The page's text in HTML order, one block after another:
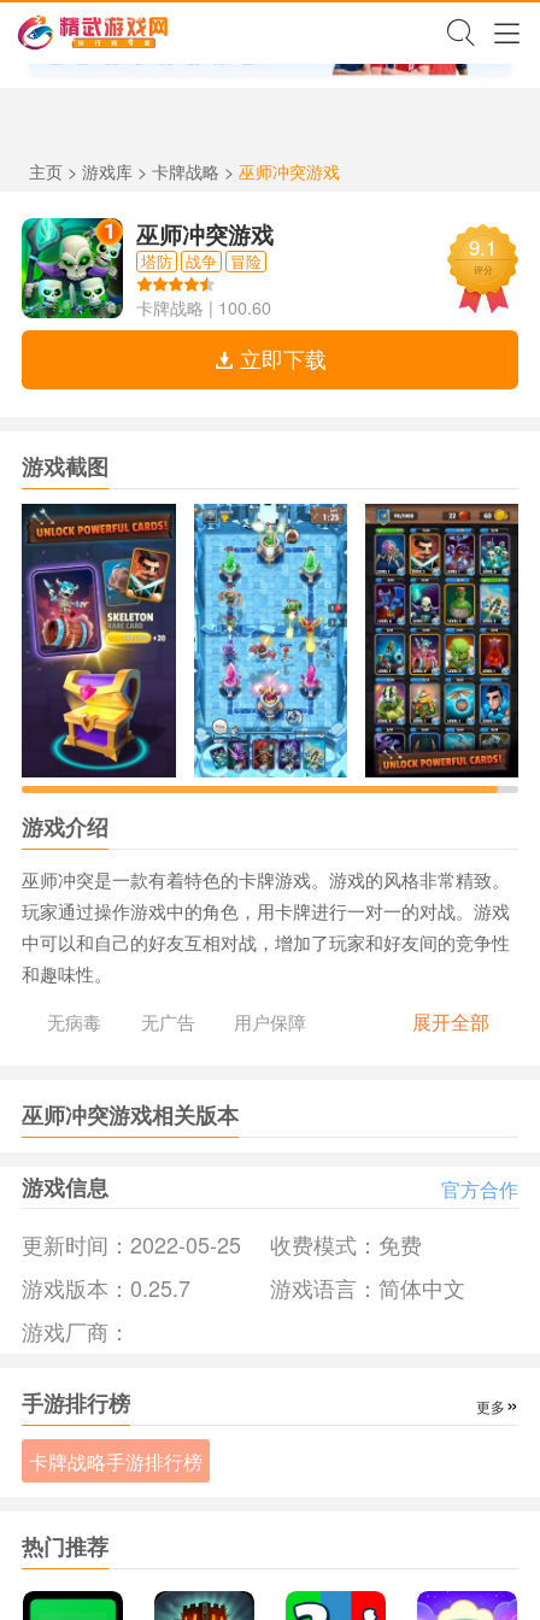
✕
主页> 游戏库> 卡牌战略 > 巫师冲突游戏
巫师冲突游戏
塔防 战争 冒险
卡牌战略 | 100.60
9.1
评分
立即下载
游戏截图
游戏介绍
巫师冲突是一款有着特色的卡牌游戏。游戏的风格非常精致。
玩家通过操作游戏中的角色，用卡牌进行一对一的对战。游戏
中可以和自己的好友互相对战，增加了玩家和好友间的竞争性
和趣味性。
《巫师冲突》游戏优势：
选择调用各种职业。
3、玩家在牌库中随机抽取几张长牌，玩家任意选择是否赠
《巫师冲突》游戏亮点：
1、巫师冲突上手简单，游戏多样化，喜欢魔法的玩家不能错
2、品质优质，游戏中的角色和场景十分生动。
3、游戏机制独特，不需要氪金即可拥有任何你想要的卡。
1、玩家必须不断进行挑战，获得方块或水晶得到不同的英
雄，强大自身力量，收集和升级法术，顶级阵容才会显现。
2、游戏中玩家获得两个防空武器和主塔。根据设定必须先攻
4、需要使用不同的策略来赢得战争。
5、实时挑战是来自世界各地的玩家。不光可以收集到更强大
无病毒 无广告 用户保障 展开全部
巫师冲突游戏相关版本
游戏信息 官方合作
更新时间： 2022-05-25 收费模式： 免费
游戏版本： 0.25.7 游戏语言： 简体中文
游戏厂商：
手游排行榜 更多»
卡牌战略手游排行榜
热门推荐